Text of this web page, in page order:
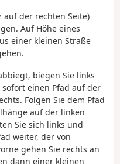
auf der rechten Seite)
Auf Höhe eines
einer kleinen Straße
biegen Sie links
einen Pfad auf der
Folgen Sie dem Pfad
auf der linken
Sie sich links und
weiter, der von
gehen Sie rechts an
dann einer kleinen